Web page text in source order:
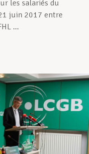
les salariés du
juin 2017 entre
...